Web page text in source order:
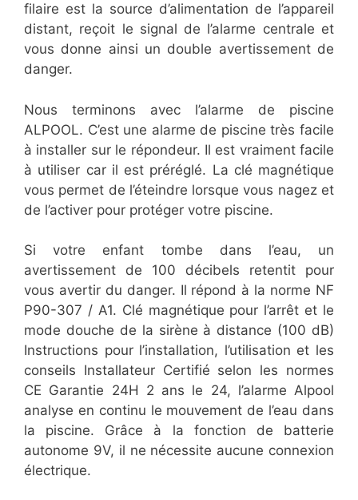
filaire est la source d’alimentation de l’appareil
distant, reçoit le signal de l’alarme centrale et
vous donne ainsi un double avertissement de
danger.
Nous terminons avec l’alarme de piscine
ALPOOL. C’est une alarme de piscine très facile
à installer sur le répondeur. Il est vraiment facile
à utiliser car il est préréglé. La clé magnétique
vous permet de l’éteindre lorsque vous nagez et
de l’activer pour protéger votre piscine.
Si votre enfant tombe dans l’eau, un
avertissement de 100 décibels retentit pour
vous avertir du danger. Il répond à la norme NF
P90-307 / A1. Clé magnétique pour l’arrêt et le
mode douche de la sirène à distance (100 dB)
Instructions pour l’installation, l’utilisation et les
conseils Installateur Certifié selon les normes
CE Garantie 24H 2 ans le 24, l’alarme Alpool
analyse en continu le mouvement de l’eau dans
la piscine. Grâce à la fonction de batterie
autonome 9V, il ne nécessite aucune connexion
électrique.